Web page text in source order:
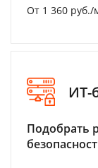
От 1 360 руб./
ИТ-
Подобрать